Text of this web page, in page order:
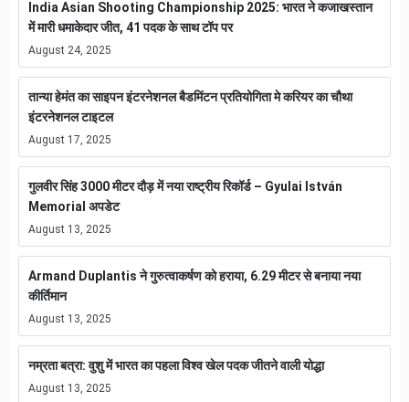
India Asian Shooting Championship 2025: भारत ने कजाखस्तान
में मारी धमाकेदार जीत, 41 पदक के साथ टॉप पर
August 24, 2025
तान्या हेमंत का साइपन इंटरनेशनल बैडमिंटन प्रतियोगिता मे करियर का चौथा
इंटरनेशनल टाइटल
August 17, 2025
गुलवीर सिंह 3000 मीटर दौड़ में नया राष्ट्रीय रिकॉर्ड – Gyulai István
Memorial अपडेट
August 13, 2025
Armand Duplantis ने गुरुत्वाकर्षण को हराया, 6.29 मीटर से बनाया नया
कीर्तिमान
August 13, 2025
नम्रता बत्रा: वुशु में भारत का पहला विश्व खेल पदक जीतने वाली योद्धा
August 13, 2025